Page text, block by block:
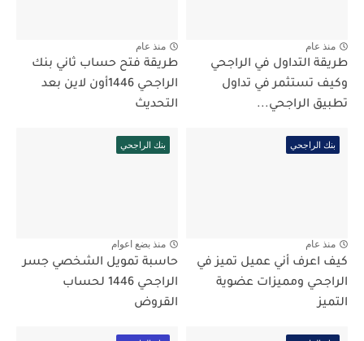
منذ عام
طريقة التداول في الراجحي
وكيف تستثمر في تداول
تطبيق الراجحي...
منذ عام
طريقة فتح حساب ثاني بنك
الراجحي 1446أون لاين بعد
التحديث
بنك الراجحي
منذ عام
كيف اعرف أني عميل تميز في
الراجحي ومميزات عضوية
التميز
بنك الراجحي
منذ بضع اعوام
حاسبة تمويل الشخصي جسر
الراجحي 1446 لحساب
القروض